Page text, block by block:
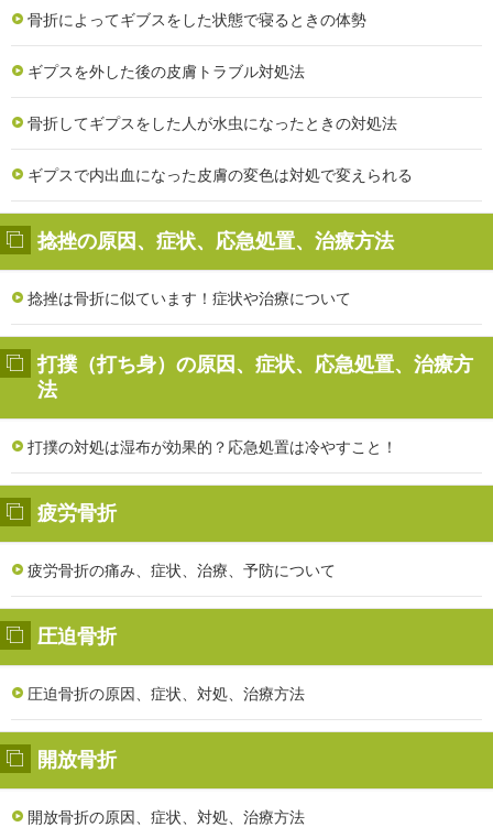
骨折によってギブスをした状態で寝るときの体勢
ギプスを外した後の皮膚トラブル対処法
骨折してギプスをした人が水虫になったときの対処法
ギプスで内出血になった皮膚の変色は対処で変えられる
捻挫の原因、症状、応急処置、治療方法
捻挫は骨折に似ています！症状や治療について
打撲（打ち身）の原因、症状、応急処置、治療方
法
打撲の対処は湿布が効果的？応急処置は冷やすこと！
疲労骨折
疲労骨折の痛み、症状、治療、予防について
圧迫骨折
圧迫骨折の原因、症状、対処、治療方法
開放骨折
開放骨折の原因、症状、対処、治療方法